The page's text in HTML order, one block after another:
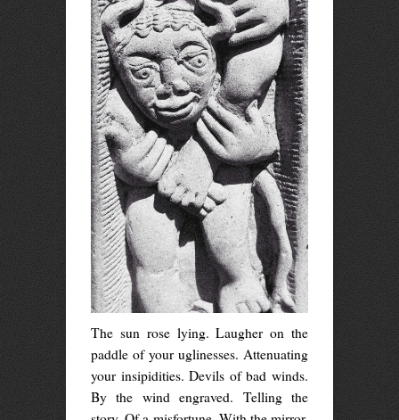
The sun rose lying. Laugher on the
paddle of your uglinesses. Attenuating
your insipidities. Devils of bad winds.
By the wind engraved. Telling the